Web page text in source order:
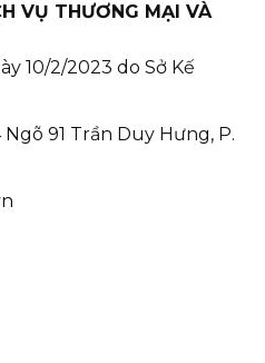
VỤ THƯƠNG MẠI VÀ
10/2/2023 do Sở Kế
Ngõ 91 Trần Duy Hưng, P.